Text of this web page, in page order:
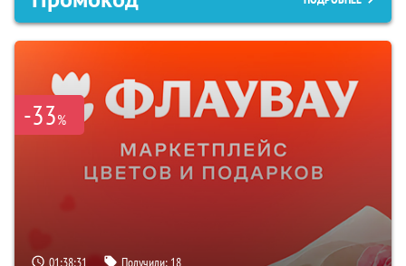
-33%
01:38:30 Получили: 18